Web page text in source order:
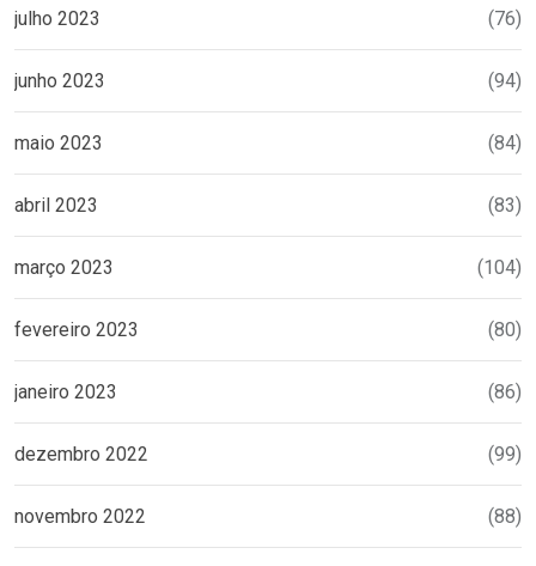
julho 2023 (76)
junho 2023 (94)
maio 2023 (84)
abril 2023 (83)
março 2023 (104)
fevereiro 2023 (80)
janeiro 2023 (86)
dezembro 2022 (99)
novembro 2022 (88)